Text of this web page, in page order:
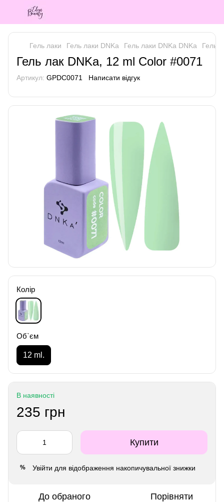
Гель лаки Гель лаки DNKa Гель лаки DNKa DNKa Гель
Гель лак DNKa, 12 ml Color #0071
Артикул: GPDC0071 Написати відгук
Колір
Об`єм
12 ml.
В наявності
235 грн
Купити
% Увійти для відображення накопичувальної знижки
До обраного Порівняти